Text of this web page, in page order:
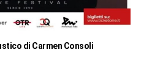
di Carmen Consoli